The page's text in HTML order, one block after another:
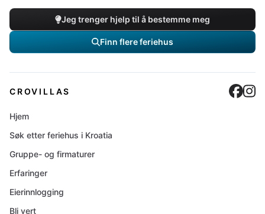
Jeg trenger hjelp til å bestemme meg
Finn flere feriehus
CROVILLAS
Hjem
Søk etter feriehus i Kroatia
Gruppe- og firmaturer
Erfaringer
Eierinnlogging
Bli vert